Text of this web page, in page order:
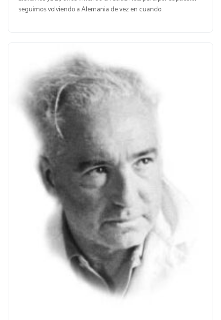
seguimos volviendo a Alemania de vez en cuando…